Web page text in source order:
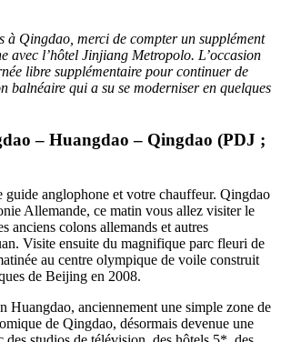
à Qingdao, merci de compter un supplément
avec l’hôtel Jinjiang Metropolo. L’occasion
libre supplémentaire pour continuer de
balnéaire qui a su se moderniser en quelques
– Huangdao – Qingdao (PDJ ;
guide anglophone et votre chauffeur. Qingdao
Allemande, ce matin vous allez visiter le
anciens colons allemands et autres
Visite ensuite du magnifique parc fleuri de
au centre olympique de voile construit
de Beijing en 2008.
Huangdao, anciennement une simple zone de
de Qingdao, désormais devenue une